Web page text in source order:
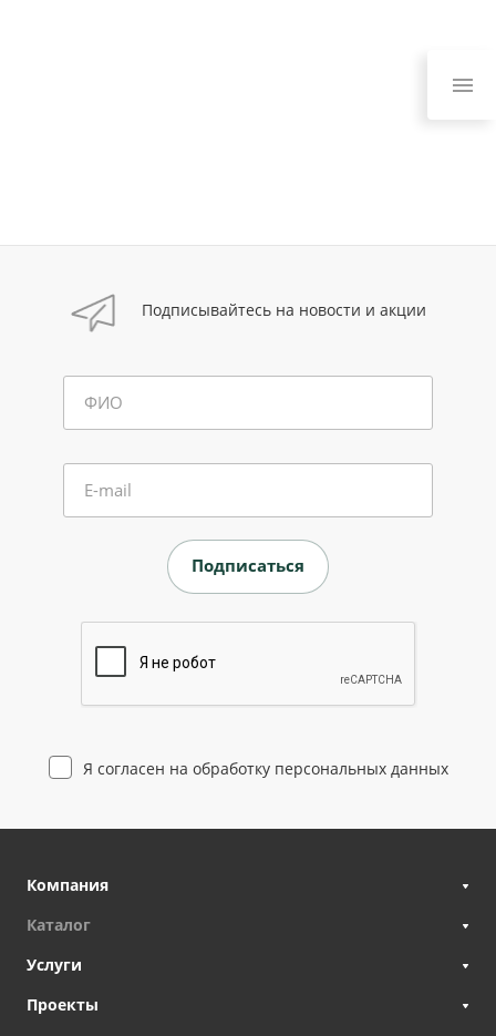
Подписывайтесь на новости и акции
ФИО
E-mail
Я согласен на обработку персональных данных
Компания
Каталог
Услуги
Проекты